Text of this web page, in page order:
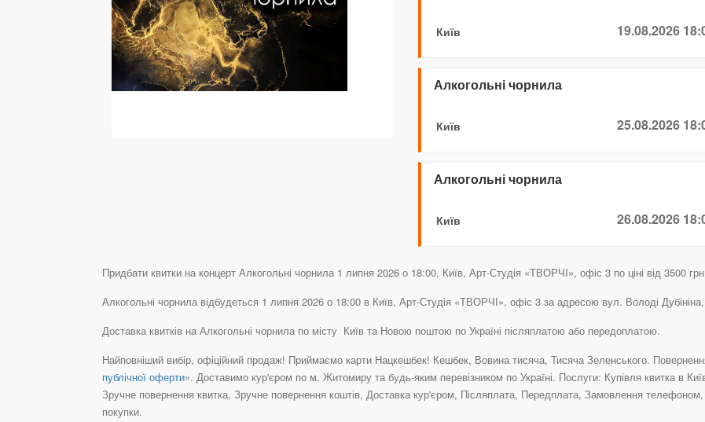
Київ 19.08.2026
Алкогольні чорнила
Київ 25.08.2026
Алкогольні чорнила
Київ 26.08.2026
Придбати квитки на концерт Алкогольні чорнила 1 липня 2026 о 18:00, Київ, Арт-Студія «ТВОРЧІ», офіс 3 по ціні від 3500 грн.
Алкогольні чорнила відбудеться 1 липня 2026 о 18:00 в Київ, Арт-Студія «ТВОРЧІ», офіс 3 за адресою вул. Володі
Доставка квитків на Алкогольні чорнила по місту Київ та Новою поштою по Україні післяплатою або передоплатою.
Найповніший вибір, офіційний продаж! Приймаємо карти Нацкешбек! Кешбек, Вовина тисяча, Тисяча Зеленського.
публічної оферти». Доставимо кур'єром по м. Житомиру та будь-яким перевізником по Україні. Послуги: Купівля квитка в
Зручне повернення квитка, Зручне повернення коштів, Доставка кур'єром, Післяплата, Передплата, Замовлення
покупки.